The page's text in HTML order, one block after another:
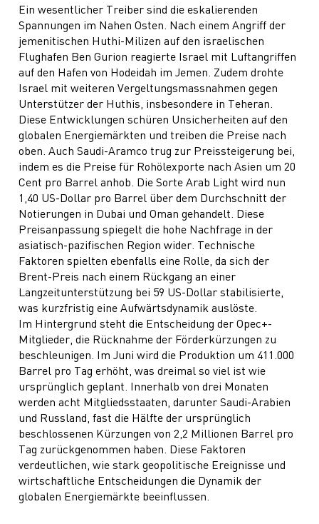
Ein wesentlicher Treiber sind die eskalierenden
Spannungen im Nahen Osten. Nach einem Angriff der
jemenitischen Huthi-Milizen auf den israelischen
Flughafen Ben Gurion reagierte Israel mit Luftangriffen
auf den Hafen von Hodeidah im Jemen. Zudem drohte
Israel mit weiteren Vergeltungsmassnahmen gegen
Unterstützer der Huthis, insbesondere in Teheran.
Diese Entwicklungen schüren Unsicherheiten auf den
globalen Energiemärkten und treiben die Preise nach
oben. Auch Saudi-Aramco trug zur Preissteigerung bei,
indem es die Preise für Rohölexporte nach Asien um 20
Cent pro Barrel anhob. Die Sorte Arab Light wird nun
1,40 US-Dollar pro Barrel über dem Durchschnitt der
Notierungen in Dubai und Oman gehandelt. Diese
Preisanpassung spiegelt die hohe Nachfrage in der
asiatisch-pazifischen Region wider. Technische
Faktoren spielten ebenfalls eine Rolle, da sich der
Brent-Preis nach einem Rückgang an einer
Langzeitunterstützung bei 59 US-Dollar stabilisierte,
was kurzfristig eine Aufwärtsdynamik auslöste.
Im Hintergrund steht die Entscheidung der Opec+-
Mitglieder, die Rücknahme der Förderkürzungen zu
beschleunigen. Im Juni wird die Produktion um 411.000
Barrel pro Tag erhöht, was dreimal so viel ist wie
ursprünglich geplant. Innerhalb von drei Monaten
werden acht Mitgliedsstaaten, darunter Saudi-Arabien
und Russland, fast die Hälfte der ursprünglich
beschlossenen Kürzungen von 2,2 Millionen Barrel pro
Tag zurückgenommen haben. Diese Faktoren
verdeutlichen, wie stark geopolitische Ereignisse und
wirtschaftliche Entscheidungen die Dynamik der
globalen Energiemärkte beeinflussen.